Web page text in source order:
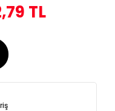
TL